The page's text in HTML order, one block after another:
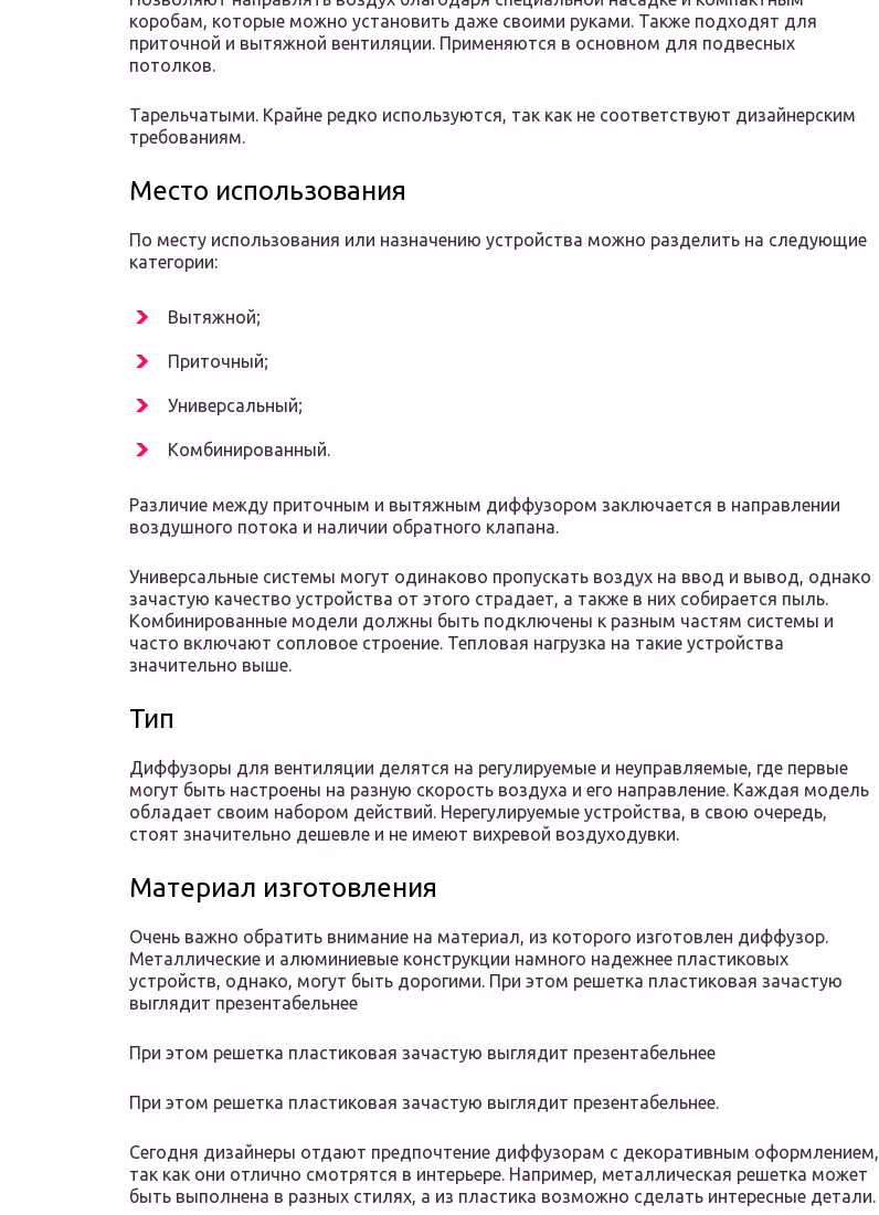
коробам, которые можно установить даже своими руками. Также подходят для
приточной и вытяжной вентиляции. Применяются в основном для подвесных
потолков.
Тарельчатыми. Крайне редко используются, так как не соответствуют дизайнерским
требованиям.
Место использования
По месту использования или назначению устройства можно разделить на следующие
категории:
Вытяжной;
Приточный;
Универсальный;
Комбинированный.
Различие между приточным и вытяжным диффузором заключается в направлении
воздушного потока и наличии обратного клапана.
Универсальные системы могут одинаково пропускать воздух на ввод и вывод, однако
зачастую качество устройства от этого страдает, а также в них собирается пыль.
Комбинированные модели должны быть подключены к разным частям системы и
часто включают сопловое строение. Тепловая нагрузка на такие устройства
значительно выше.
Тип
Диффузоры для вентиляции делятся на регулируемые и неуправляемые, где первые
могут быть настроены на разную скорость воздуха и его направление. Каждая модель
обладает своим набором действий. Нерегулируемые устройства, в свою очередь,
стоят значительно дешевле и не имеют вихревой воздуходувки.
Материал изготовления
Очень важно обратить внимание на материал, из которого изготовлен диффузор.
Металлические и алюминиевые конструкции намного надежнее пластиковых
устройств, однако, могут быть дорогими. При этом решетка пластиковая зачастую
выглядит презентабельнее
При этом решетка пластиковая зачастую выглядит презентабельнее
При этом решетка пластиковая зачастую выглядит презентабельнее.
Сегодня дизайнеры отдают предпочтение диффузорам с декоративным оформлением,
так как они отлично смотрятся в интерьере. Например, металлическая решетка может
быть выполнена в разных стилях, а из пластика возможно сделать интересные детали.